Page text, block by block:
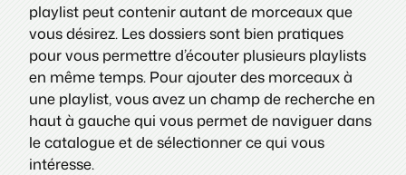
playlist peut contenir autant de morceaux que
vous désirez. Les dossiers sont bien pratiques
pour vous permettre d’écouter plusieurs playlists
en même temps. Pour ajouter des morceaux à
une playlist, vous avez un champ de recherche en
haut à gauche qui vous permet de naviguer dans
le catalogue et de sélectionner ce qui vous
intéresse.